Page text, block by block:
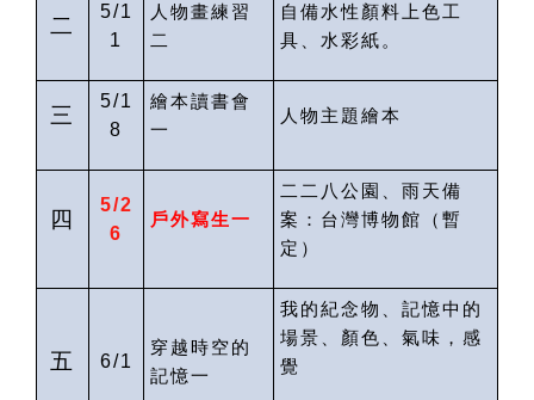
二
5/1
1
人物畫練習
二
自備水性顏料上色工
具、水彩紙。
三
5/1
8
繪本讀書會
一
人物主題繪本
四
5/2
6
戶外寫生一
二二八公園、雨天備
案：台灣博物館
（暫
定）
五 6/1
穿越時空的
記憶一
我的紀念物、記憶中的
場景、顏色、氣味，感
覺